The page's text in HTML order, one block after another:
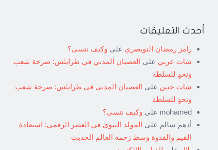
أحدث التعليقات
رامز رمضان النويصري على وكيف ننسى؟
شات عربي على العصيان المدني في طرابلس: صرخة شعب
وتحدٍ للسلطة
شات حنين على العصيان المدني في طرابلس: صرخة شعب
وتحدٍ للسلطة
mohamed على وكيف ننسى؟
أدهم سالم على المولد النبوي في العصر الرقمي: استعادة
القيم والقدوة وسط زحمة العالم الحديث